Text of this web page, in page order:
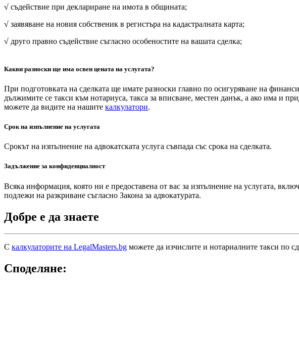
√ съдействие при деклариране на имота в общината;
√ заявяване на новия собственик в регистъра на кадастралната карта;
√ друго правно съдействие съгласно особеностите на вашата сделка;
Какви разноски ще има освен цената на услугата?
При подготовката на сделката ще имате разноски главно по осигуряване на
дължимите се такси към нотариуса, такса за вписване, местен данък, а ако има и
можете да видите на нашите калкулатори.
Срок на изпълнение на услугата
Срокът на изпълнение на адвокатската услуга съвпада със срока на сделката.
Задължение за конфиденциалност
Всяка информация, която ни е предоставена от вас за изпълнение на услугата,
подлежи на разкриване съгласно Закона за адвокатурата.
Добре е да знаете
С калкулаторите на LegalMasters.bg можете да изчислите и нотариалните такси по
Споделяне: